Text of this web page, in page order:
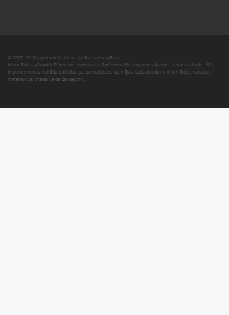
© 2007–2018 Iepirkumi.lv. Visas tiesības aizsargātas.
Informācijas pārpublicēšana bez iepirkumi.lv īpašnieka SIA Imperum atļaujas, stingri aizliegta. SIA
Imperum nenes nekādu atbildību, ja, pamatojoties uz mājas lapā atrodamo informāciju, radušies
materiāli vai citāda veida zaudējumi.